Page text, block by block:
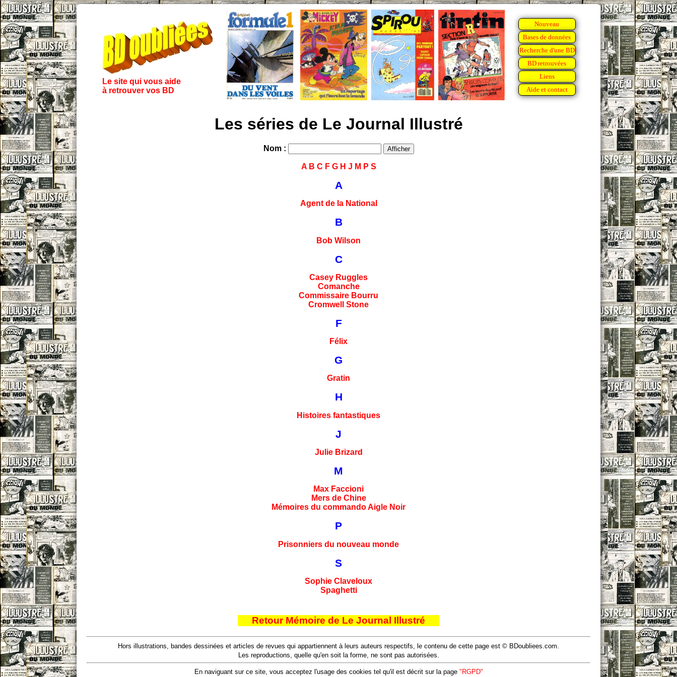
Le site qui vous aide
à retrouver vos BD
Nouveau
Bases de données
Recherche d'une BD
BD retrouvées
Liens
Aide et contact
Les séries de Le Journal Illustré
Nom :
A B C F G H J M P S
A
Agent de la National
B
Bob Wilson
C
Casey Ruggles
Comanche
Commissaire Bourru
Cromwell Stone
F
Félix
G
Gratin
H
Histoires fantastiques
J
Julie Brizard
M
Max Faccioni
Mers de Chine
Mémoires du commando Aigle Noir
P
Prisonniers du nouveau monde
S
Sophie Claveloux
Spaghetti
Retour Mémoire de Le Journal Illustré
Hors illustrations, bandes dessinées et articles de revues qui appartiennent à leurs auteurs respectifs, le contenu de cette page est © BDoubliees.com.
Les reproductions, quelle qu'en soit la forme, ne sont pas autorisées.
En naviguant sur ce site, vous acceptez l'usage des cookies tel qu'il est décrit sur la page "RGPD"